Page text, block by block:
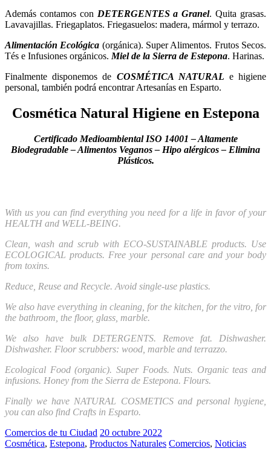
Además contamos con DETERGENTES a Granel. Quita grasas.
Lavavajillas. Friegaplatos. Friegasuelos: madera, mármol y terrazo.
Alimentación Ecológica (orgánica). Super Alimentos. Frutos Secos.
Tés e Infusiones orgánicos. Miel de la Sierra de Estepona. Harinas.
Finalmente disponemos de COSMÉTICA NATURAL e higiene
personal, también podrá encontrar Artesanías en Esparto.
Cosmética Natural Higiene en Estepona
Certificado Medioambiental ISO 14001 – Altamente
Biodegradable – Alimentos Veganos – Hipo alérgicos – Elimina
Plásticos.
With us you can find everything you need for a life in favor of your
HEALTH and WELL-BEING.
Clean, wash and scrub with ECO-SUSTAINABLE products. Use
ECOLOGICAL products. Free your personal care and your body
from toxins.
Reduce, Reuse and Recycle. Avoid single-use plastics.
We also have everything in cleaning, for the kitchen, for the vitro, for
the bathroom, the floor, glass, marble.
We also have bulk DETERGENTS. Remove fat. Dishwasher.
Dishwasher. Floor scrubbers: wood, marble and terrazzo.
Ecological Food (organic). Super Foods. Nuts. Organic teas and
infusions. Honey from the Sierra de Estepona. Flours.
Finally we have NATURAL COSMETICS and personal hygiene,
you can also find Crafts in Esparto.
Comercios de tu Ciudad 20 octubre 2022
Cosmética, Estepona, Productos Naturales Comercios, Noticias